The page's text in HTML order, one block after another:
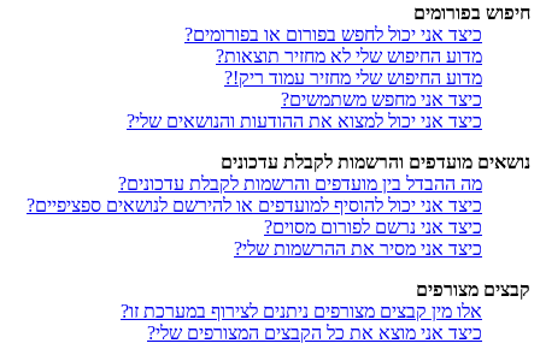
חיפוש בפורומים
כיצד אני יכול לחפש בפורום או בפורומים?
מדוע החיפוש שלי לא מחזיר תוצאות?
מדוע החיפוש שלי מחזיר עמוד ריק!?
כיצד אני מחפש משתמשים?
כיצד אני יכול למצוא את ההודעות והנושאים שלי?
נושאים מועדפים והרשמות לקבלת עדכונים
מה ההבדל בין מועדפים והרשמות לקבלת עדכונים?
כיצד אני יכול להוסיף למועדפים או להירשם לנושאים ספציפיים?
כיצד אני נרשם לפורום מסוים?
כיצד אני מסיר את ההרשמות שלי?
קבצים מצורפים
אלו מין קבצים מצורפים ניתנים לצירוף במערכת זו?
כיצד אני מוצא את כל הקבצים המצורפים שלי?